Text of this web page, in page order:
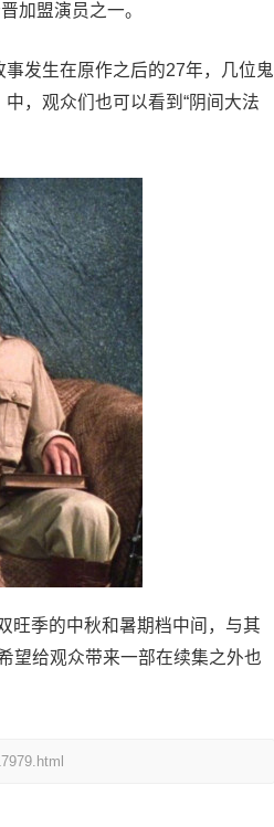
加盟演员之一。
发生在原作之后的27年，几位鬼
，观众们也可以看到“阴间大法
旺季的中秋和暑期档中间，与其
望给观众带来一部在续集之外也